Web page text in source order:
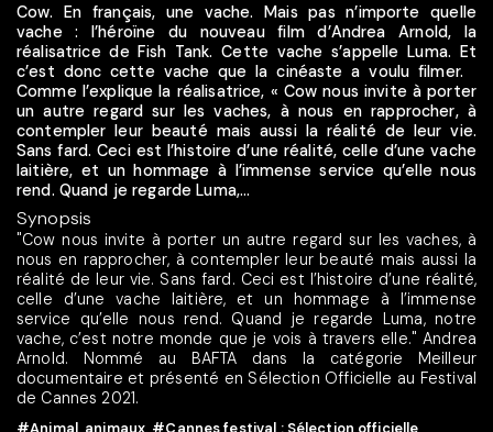
Cow. En français, une vache. Mais pas n’importe quelle
vache : l’héroïne du nouveau film d’Andrea Arnold, la
réalisatrice de Fish Tank. Cette vache s’appelle Luma. Et
c’est donc cette vache que la cinéaste a voulu filmer.
Comme l’explique la réalisatrice, « Cow nous invite à porter
un autre regard sur les vaches, à nous en rapprocher, à
contempler leur beauté mais aussi la réalité de leur vie.
Sans fard. Ceci est l’histoire d’une réalité, celle d’une vache
laitière, et un hommage à l’immense service qu’elle nous
rend. Quand je regarde Luma,...
Synopsis
"Cow nous invite à porter un autre regard sur les vaches, à
nous en rapprocher, à contempler leur beauté mais aussi la
réalité de leur vie. Sans fard. Ceci est l’histoire d’une réalité,
celle d’une vache laitière, et un hommage à l’immense
service qu’elle nous rend. Quand je regarde Luma, notre
vache, c’est notre monde que je vois à travers elle." Andrea
Arnold. Nommé au BAFTA dans la catégorie Meilleur
documentaire et présenté en Sélection Officielle au Festival
de Cannes 2021.